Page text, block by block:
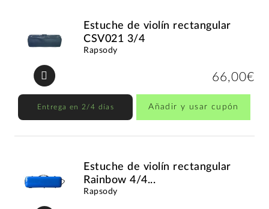
Estuche de violín rectangular
CSV021 3/4
Rapsody
66,00€
Entrega en 2/4 días Añadir y usar cupón
Estuche de violín rectangular
Rainbow 4/4...
Rapsody